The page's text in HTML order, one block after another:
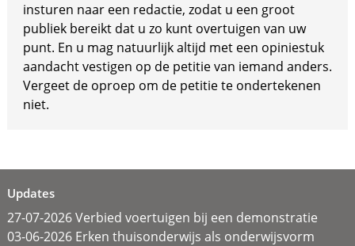
insturen naar een redactie, zodat u een groot
publiek bereikt dat u zo kunt overtuigen van uw
punt. En u mag natuurlijk altijd met een opiniestuk
aandacht vestigen op de petitie van iemand anders.
Vergeet de oproep om de petitie te ondertekenen
niet.
Updates
27-07-2026 Verbied voertuigen bij een demonstratie
03-06-2026 Erken thuisonderwijs als onderwijsvorm